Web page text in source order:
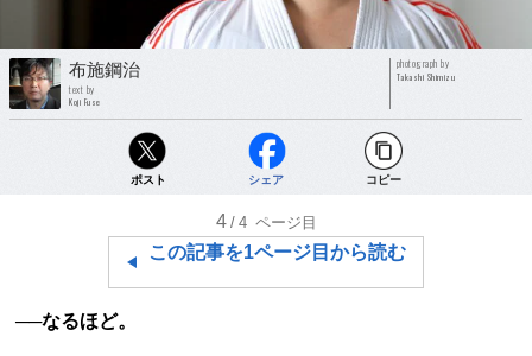
布施鋼治
text by
Koji Fuse
photograph by
Takashi Shimizu
ポスト シェア コピー
4 /4 ページ目
この記事を1ページ目から読む
──なるほど。